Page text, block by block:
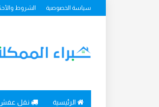
سياسة الخصوصية الشروط
الرئيسية نقل